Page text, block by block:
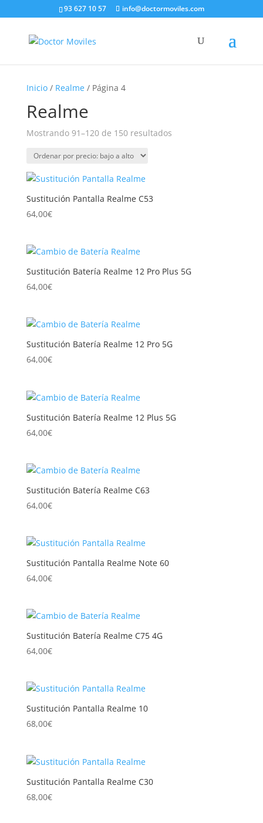
93 627 10 57 info@doctormoviles.com
Inicio/ Realme/ Página 4
Realme
Mostrando 91–120 de 150 resultadosOrdenado
Sustitución Pantalla Realme C53
64,00€
Sustitución Batería Realme 12 Pro Plus 5G
64,00€
Sustitución Batería Realme 12 Pro 5G
64,00€
Sustitución Batería Realme 12 Plus 5G
64,00€
Sustitución Batería Realme C63
64,00€
Sustitución Pantalla Realme Note 60
64,00€
Sustitución Batería Realme C75 4G
64,00€
Sustitución Pantalla Realme 10
68,00€
Sustitución Pantalla Realme C30
68,00€